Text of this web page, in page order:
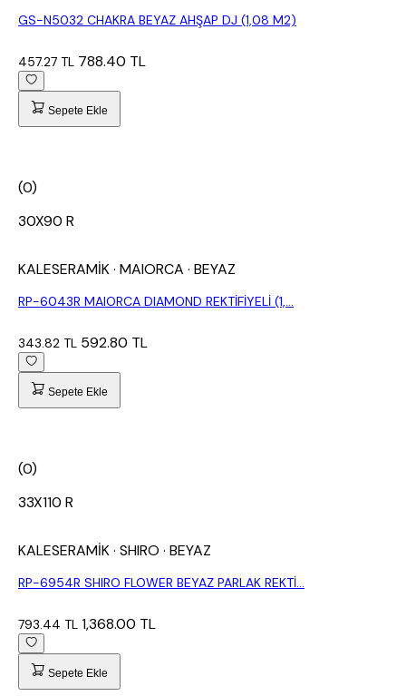
GS-N5032 CHAKRA BEYAZ AHŞAP DJ (1,08 M2)
457.27 TL 788.40 TL
Sepete Ekle
(0)
30X90 R
KALESERAMİK· MAIORCA · BEYAZ
RP-6043R MAIORCA DIAMOND REKTİFİYELİ (1,...
343.82 TL 592.80 TL
Sepete Ekle
(0)
33X110 R
KALESERAMİK· SHIRO · BEYAZ
RP-6954R SHIRO FLOWER BEYAZ PARLAK REKTİ...
793.44 TL 1,368.00 TL
Sepete Ekle